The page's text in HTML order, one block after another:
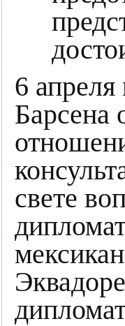
6
Барсена
свете